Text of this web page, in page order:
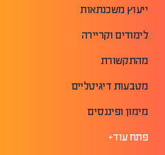
ייעוץ משכנתאות
לימודים וקריירה
מהתקשורת
מטבעות דיגיטליים
מימון ופיננסים
פתח עוד+